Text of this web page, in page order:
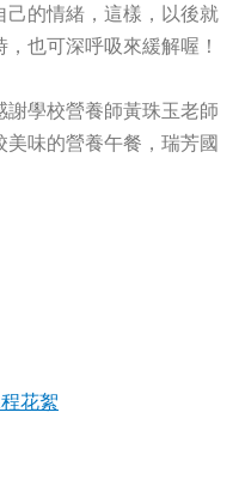
的情緒，這樣，以後就
也可深呼吸來緩解喔！
學校營養師黃珠玉老師
味的營養午餐，瑞芳國
花絮